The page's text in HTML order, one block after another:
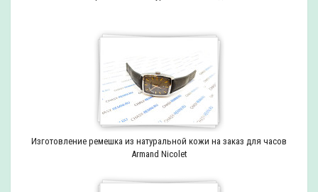
Изготовление ремешка из натуральной кожи на заказ для часов
Armand Nicolet